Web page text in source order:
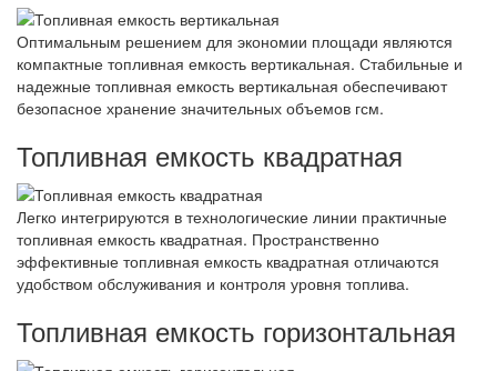
Оптимальным решением для экономии площади являются
компактные топливная емкость вертикальная. Стабильные и
надежные топливная емкость вертикальная обеспечивают
безопасное хранение значительных объемов гсм.
Топливная емкость квадратная
Легко интегрируются в технологические линии практичные
топливная емкость квадратная. Пространственно
эффективные топливная емкость квадратная отличаются
удобством обслуживания и контроля уровня топлива.
Топливная емкость горизонтальная